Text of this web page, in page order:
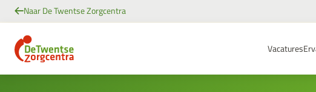
naar
inhoud
Naar De Twentse Zorgcentra
Header Vacatures